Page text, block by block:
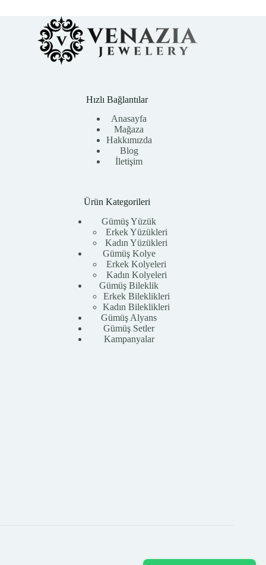
Hızlı Bağlantılar
Anasayfa
Mağaza
Hakkımızda
Blog
İletişim
Ürün Kategorileri
Gümüş Yüzük
Erkek Yüzükleri
Kadın Yüzükleri
Gümüş Kolye
Erkek Kolyeleri
Kadın Kolyeleri
Gümüş Bileklik
Erkek Bileklikleri
Kadın Bileklikleri
Gümüş Alyans
Gümüş Setler
Kampanyalar